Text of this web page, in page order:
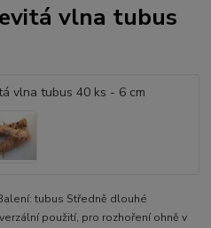
vlna tubus
tubus Středně dlouhé
použití, pro rozhoření ohně v